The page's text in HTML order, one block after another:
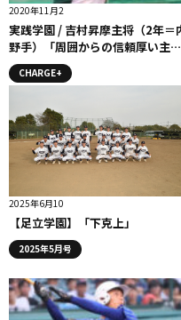
2020年11月2
実践学園 / 吉村昇摩主将（2年＝内
野手）「周囲からの信頼厚い主将
CHARGE+
2025年6月10
【足立学園】「下克上」
2025年5月号